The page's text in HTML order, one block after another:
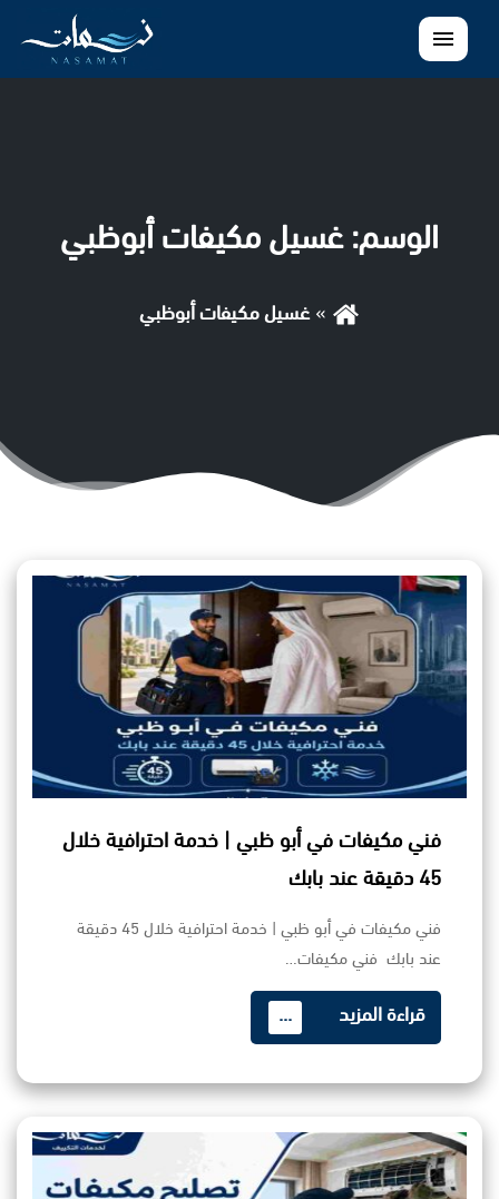
القائمة
الوسم:غسيل مكيفات أبوظبي
غسيل مكيفات أبوظبي
فني مكيفات في أبو ظبي | خدمة احترافية خلال
45 دقيقة عند بابك
فني مكيفات في أبو ظبي | خدمة احترافية خلال 45 دقيقة
عند بابك فني مكيفات…
قراءة المزيد ...